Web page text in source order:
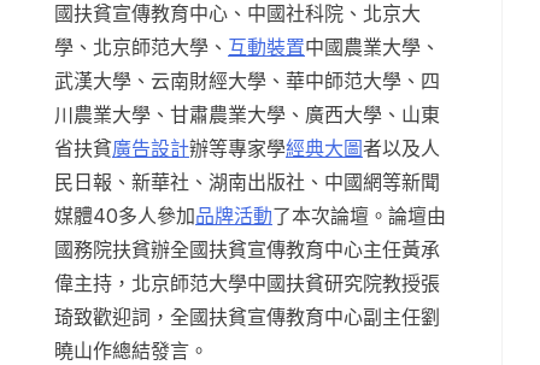
國扶貧宣傳教育中心、中國社科院、北京大
學、北京師范大學、 互動裝置中國農業大學、
武漢大學、云南財經大學、華中師范大學、四
川農業大學、甘肅農業大學、廣西大學、山東
省扶貧廣告設計辦等專家學經典大圖者以及人
民日報、新華社、湖南出版社、中國網等新聞
媒體40多人參加品牌活動了本次論壇。論壇由
國務院扶貧辦全國扶貧宣傳教育中心主任黃承
偉主持，北京師范大學中國扶貧研究院教授張
琦致歡迎詞，全國扶貧宣傳教育中心副主任劉
曉山作總結發言。